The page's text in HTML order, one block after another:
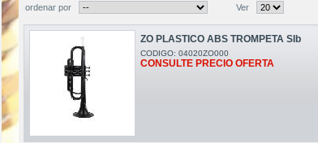
ordenar por
Ver
ZO PLASTICO ABS TROMPETA SIb
CODIGO: 04020ZO000
CONSULTE PRECIO OFERTA